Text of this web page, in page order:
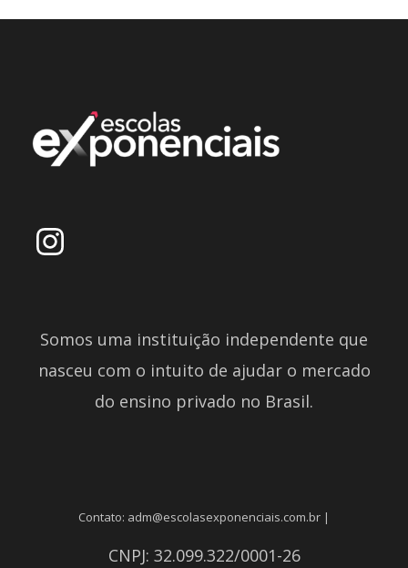
Somos uma instituição independente que
nasceu com o intuito de ajudar o mercado
do ensino privado no Brasil.
Contato: adm@escolasexponenciais.com.br |
CNPJ: 32.099.322/0001-26